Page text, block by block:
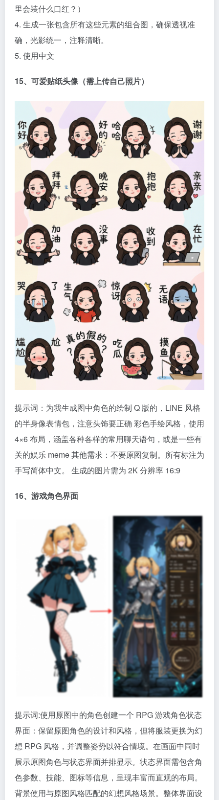
确，光影统一，注释清晰。
5. 使用中文
15、可爱贴纸头像（需上传自己照片）
提示词：为我生成图中角色的绘制 Q 版的，LINE 风格
的半身像表情包，注意头饰要正确 彩色手绘风格，使用
4×6 布局，涵盖各种各样的常用聊天语句，或是一些有
关的娱乐 meme 其他需求：不要原图复制。所有标注为
手写简体中文。 生成的图片需为 2K 分辨率 16:9
16、游戏角色界面
提示词:使用原图中的角色创建一个 RPG 游戏角色状态
界面：保留原图角色的设计和风格，但将服装更换为幻
想 RPG 风格，并调整姿势以符合情境。在画面中同时
展示原图角色与状态界面并排显示。状态界面需包含角
色参数、技能、图标等信息，呈现丰富而直观的布局。
背景使用与原图风格匹配的幻想风格场景。整体界面设
计应丰富、时尚，风格类似 2025 年的高质量游戏界
面。